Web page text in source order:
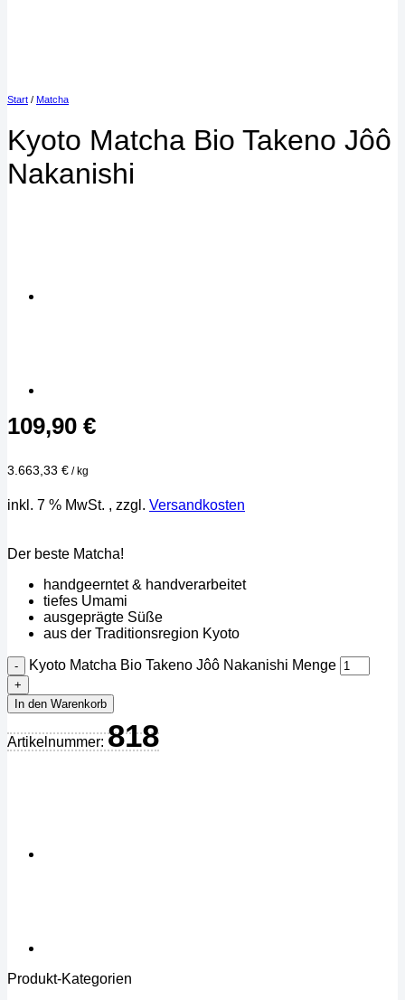
Start / Matcha
Kyoto Matcha Bio Takeno Jôô
Nakanishi
109,90 €
3.663,33 € /kg
inkl. 7 % MwSt. , zzgl. Versandkosten
Der beste Matcha!
handgeerntet & handverarbeitet
tiefes Umami
ausgeprägte Süße
aus der Traditionsregion Kyoto
Kyoto Matcha Bio Takeno Jôô Nakanishi Menge
In den Warenkorb
Artikelnummer: 818
Produkt-Kategorien